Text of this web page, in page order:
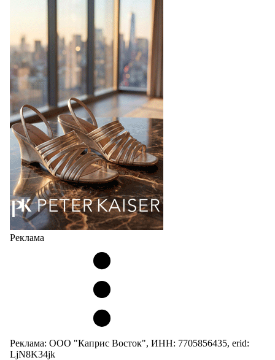
стиль, надёжность и безупречное качество
Фабрика зонтов DINIYA является одним из лидеров
продаж на рынке в России, Беларуси и других
странах СНГ. Широкий модельный ряд женских,
мужских, детских и пляжных зонтов в необычном
дизайнерском исполнении, отличается надёжностью
и высоким качеством…
05.08.2026 448
Реклама
Реклама: ООО "Каприс Восток", ИНН: 7705856435, erid:
LjN8K34jk